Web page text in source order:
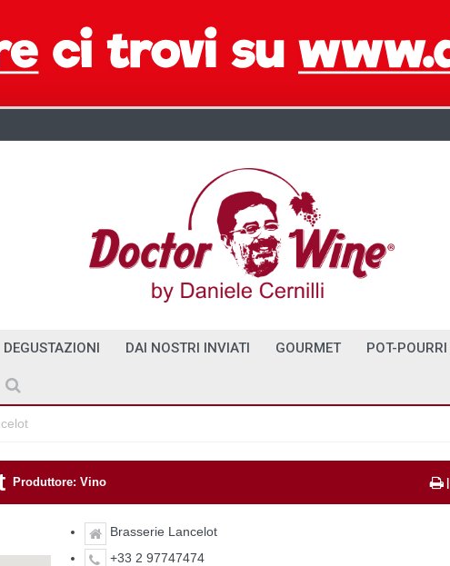
DEGUSTAZIONI DAI NOSTRI INVIATI GOURMET POT-POURRI
Produttore: Vino |
Brasserie Lancelot
+33 2 97747474